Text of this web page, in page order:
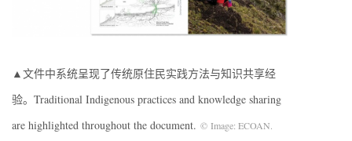
▲文件中系统呈现了传统原住民实践方法与知识共享经
验。Traditional Indigenous practices and knowledge sharing
are highlighted throughout the document. © Image: ECOAN.